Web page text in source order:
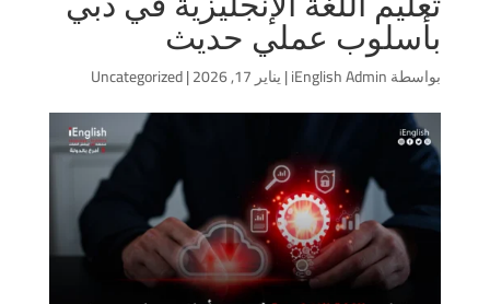
بأسلوب عملي حديث
بواسطةiEnglish Admin
|يناير 17, 2026 |
Uncategorized